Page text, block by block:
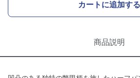
カートに追加する
商品説明